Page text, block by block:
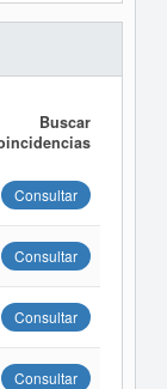
Buscar
Consultar
Consultar
Consultar
Consultar